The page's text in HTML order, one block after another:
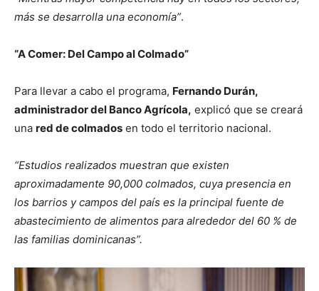
más se desarrolla una economía”.
“A Comer: Del Campo al Colmado”
Para llevar a cabo el programa, Fernando Durán,
administrador del Banco Agrícola, explicó que se creará
una red de colmados en todo el territorio nacional.
“Estudios realizados muestran que existen
aproximadamente 90,000 colmados, cuya presencia en
los barrios y campos del país es la principal fuente de
abastecimiento de alimentos para alrededor del 60 % de
las familias dominicanas”.